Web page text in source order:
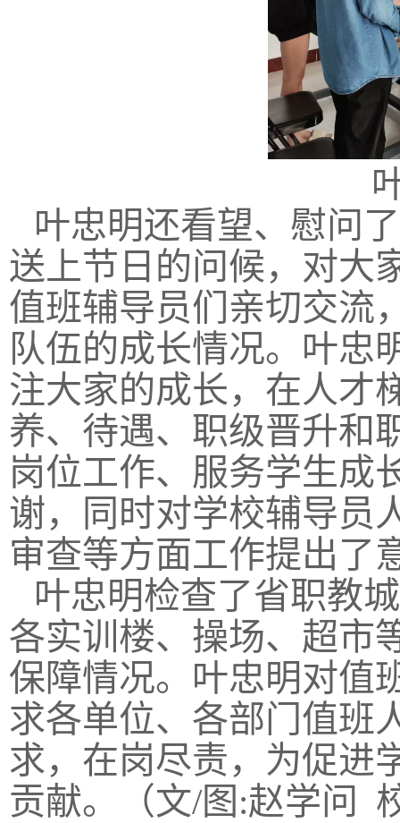
叶忠明还看望、慰问
送上节日的问候，对大
值班辅导员们亲切交流
队伍的成长情况。叶忠
注大家的成长，在人才
养、待遇、职级晋升和
岗位工作、服务学生成
谢，同时对学校辅导员
审查等方面工作提出了
叶忠明检查了省职教
各实训楼、操场、超市
保障情况。叶忠明对值
求各单位、各部门值班
求，在岗尽责，为促进
贡献。（文/图:赵学问